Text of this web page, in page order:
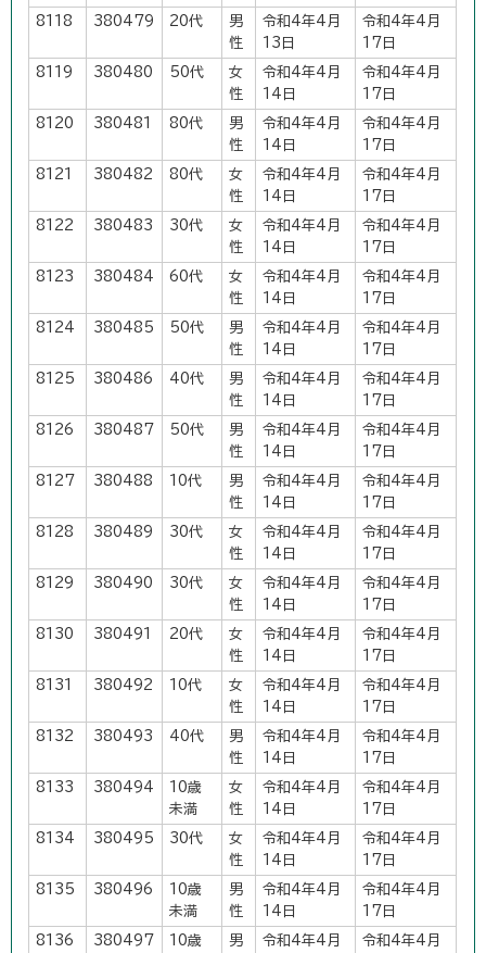
8118 380479 20代
男
性
令和4年4月
13日
令和4年4月
17日
8119 380480 50代
女
性
令和4年4月
14日
令和4年4月
17日
8120 380481 80代
男
性
令和4年4月
14日
令和4年4月
17日
8121 380482 80代
女
性
令和4年4月
14日
令和4年4月
17日
8122 380483 30代
女
性
令和4年4月
14日
令和4年4月
17日
8123 380484 60代
女
性
令和4年4月
14日
令和4年4月
17日
8124 380485 50代
男
性
令和4年4月
14日
令和4年4月
17日
8125 380486 40代
男
性
令和4年4月
14日
令和4年4月
17日
8126 380487 50代
男
性
令和4年4月
14日
令和4年4月
17日
8127 380488 10代
男
性
令和4年4月
14日
令和4年4月
17日
8128 380489 30代
女
性
令和4年4月
14日
令和4年4月
17日
8129 380490 30代
女
性
令和4年4月
14日
令和4年4月
17日
8130 380491 20代
女
性
令和4年4月
14日
令和4年4月
17日
8131 380492 10代
女
性
令和4年4月
14日
令和4年4月
17日
8132 380493 40代
男
性
令和4年4月
14日
令和4年4月
17日
8133 380494
10歳
未満
女
性
令和4年4月
14日
令和4年4月
17日
8134 380495 30代
女
性
令和4年4月
14日
令和4年4月
17日
8135 380496
10歳
未満
男
性
令和4年4月
14日
令和4年4月
17日
8136 380497
10歳
男
令和4年4月
令和4年4月